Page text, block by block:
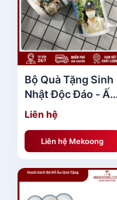
Bộ Quà Tặng Sinh
Nhật Độc Đáo - Ấn
Tượng Và Ý Nghĩa
Liên hệ
Liên hệ Mekoong